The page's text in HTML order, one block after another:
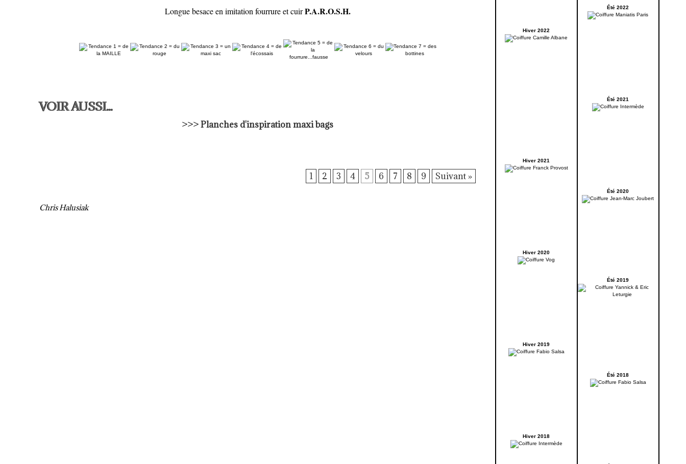
Longue besace en imitation fourrure et cuirP.A.R.O.S.H.
VOIR AUSSI...
>>>Planches d'inspiration maxi bags
1 2 3 4 5 6 7 8 9 Suivant »
Chris Halusiak
Hiver 2022
Hiver 2021
Hiver 2020
Hiver 2019
Hiver 2018
Été 2022
Été 2021
Été 2020
Été 2019
Été 2018